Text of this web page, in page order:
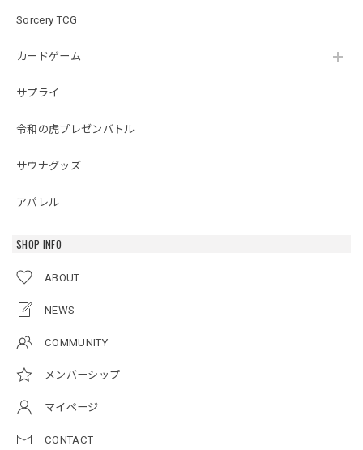
Sorcery TCG
カードゲーム
サプライ
令和の虎プレゼンバトル
サウナグッズ
アパレル
SHOP INFO
ABOUT
NEWS
COMMUNITY
メンバーシップ
マイページ
CONTACT